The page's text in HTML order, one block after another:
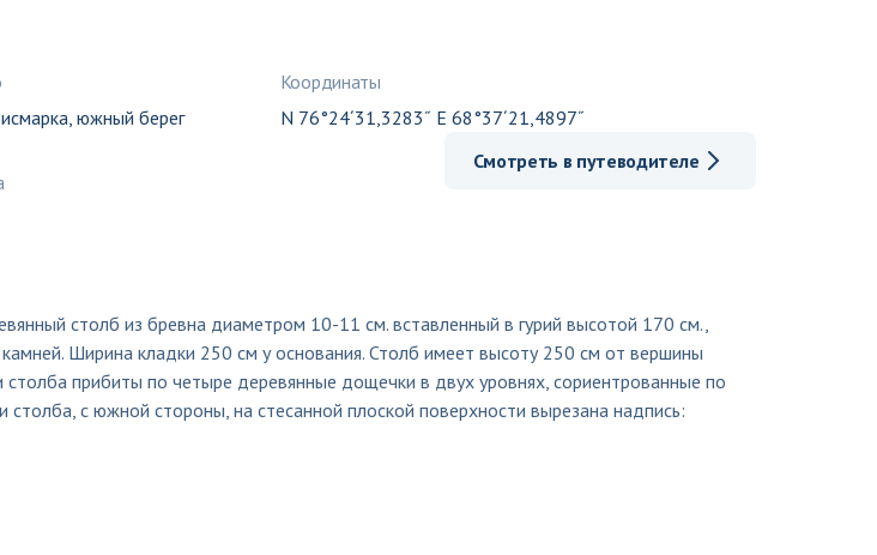
южный берег
Координаты
N 76°24´31,3283˝ E 68°37´21,4897˝
Смотреть в путеводителе
столб из бревна диаметром 10-11 см. вставленный в гурий высотой 170 см.,
Ширина кладки 250 см у основания. Столб имеет высоту 250 см от вершины
столба прибиты по четыре деревянные дощечки в двух уровнях, сориентрованные по
столба, с южной стороны, на стесанной плоской поверхности вырезана надпись: